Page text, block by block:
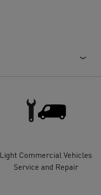
Light Commercial Vehicles
Service and Repair